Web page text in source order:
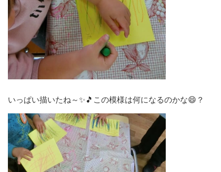
いっぱい描いたね～✨🎵この模様は何になるのかな😄？